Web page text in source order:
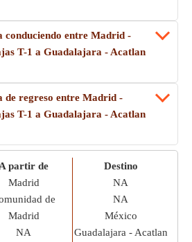
conduciendo entre Madrid -
T-1 a Guadalajara - Acatlan
de regreso entre Madrid -
T-1 a Guadalajara - Acatlan
A partir de
Madrid
de
Madrid
NA
Destino
NA
NA
México
Guadalajara - Acatlan